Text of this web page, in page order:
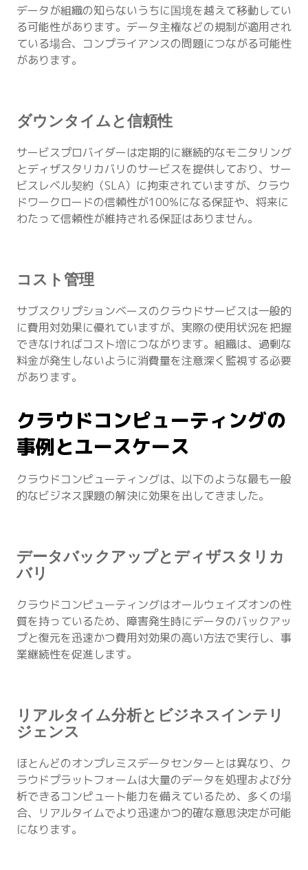
データが組織の知らないうちに国境を越えて移動してい
る可能性があります。データ主権などの規制が適用され
ている場合、コンプライアンスの問題につながる可能性
があります。
ダウンタイムと信頼性
サービスプロバイダーは定期的に継続的なモニタリング
とディザスタリカバリのサービスを提供しており、サー
ビスレベル契約（SLA）に拘束されていますが、クラウ
ドワークロードの信頼性が100%になる保証や、将来に
わたって信頼性が維持される保証はありません。
コスト管理
サブスクリプションベースのクラウドサービスは一般的
に費用対効果に優れていますが、実際の使用状況を把握
できなければコスト増につながります。組織は、過剰な
料金が発生しないように消費量を注意深く監視する必要
があります。
クラウドコンピューティングの
事例とユースケース
クラウドコンピューティングは、以下のような最も一般
的なビジネス課題の解決に効果を出してきました。
データバックアップとディザスタリカ
バリ
クラウドコンピューティングはオールウェイズオンの性
質を持っているため、障害発生時にデータのバックアッ
プと復元を迅速かつ費用対効果の高い方法で実行し、事
業継続性を促進します。
リアルタイム分析とビジネスインテリ
ジェンス
ほとんどのオンプレミスデータセンターとは異なり、ク
ラウドプラットフォームは大量のデータを処理および分
析できるコンピュート能力を備えているため、多くの場
合、リアルタイムでより迅速かつ的確な意思決定が可能
になります。